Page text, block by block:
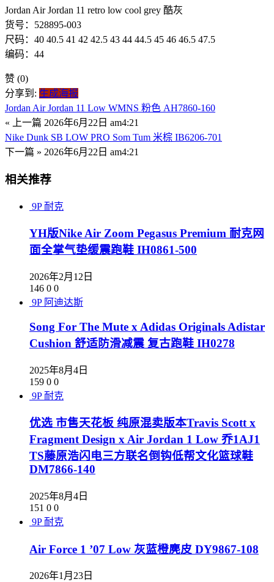
Jordan Air Jordan 11 retro low cool grey 酷灰
货号：528895-003
尺码：40 40.5 41 42 42.5 43 44 44.5 45 46 46.5 47.5
编码：44
赞 (0)
分享到: 生成海报
Jordan Air Jordan 11 Low WMNS 粉色 AH7860-160
« 上一篇 2026年6月22日 am4:21
Nike Dunk SB LOW PRO Som Tum 米棕 IB6206-701
下一篇 » 2026年6月22日 am4:21
相关推荐
9P 耐克
YH版Nike Air Zoom Pegasus Premium 耐克网
面全掌气垫缓震跑鞋 IH0861-500
2026年2月12日
146 0 0
9P 阿迪达斯
Song For The Mute x Adidas Originals Adistar
Cushion 舒适防滑减震 复古跑鞋 IH0278
2025年8月4日
159 0 0
9P 耐克
优选 市售天花板 纯原混卖版本Travis Scott x
Fragment Design x Air Jordan 1 Low 乔1AJ1
TS藤原浩闪电三方联名倒钩低帮文化篮球鞋
DM7866-140
2025年8月4日
151 0 0
9P 耐克
Air Force 1 ’07 Low 灰蓝橙麂皮 DY9867-108
2026年1月23日